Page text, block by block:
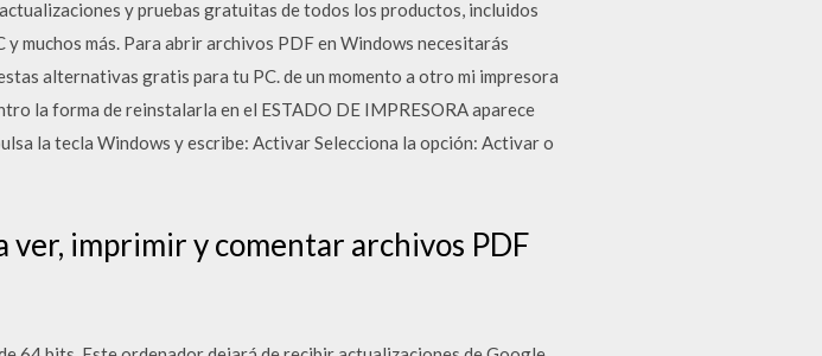
y pruebas gratuitas de todos los productos, incluidos
más. Para abrir archivos PDF en Windows necesitarás
alternativas gratis para tu PC. de un momento a otro mi impresora
la forma de reinstalarla en el ESTADO DE IMPRESORA aparece
la tecla Windows y escribe: Activar Selecciona la opción: Activar o
ver, imprimir y comentar archivos PDF